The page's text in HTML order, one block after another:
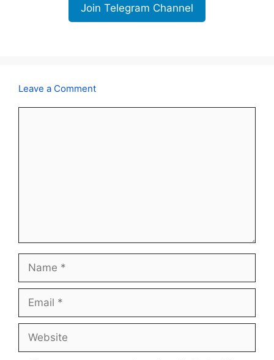
Join Telegram Channel
Leave a Comment